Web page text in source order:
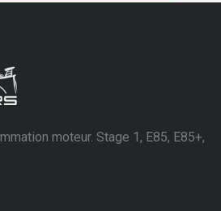
moteur. Stage 1, E85, E85+,